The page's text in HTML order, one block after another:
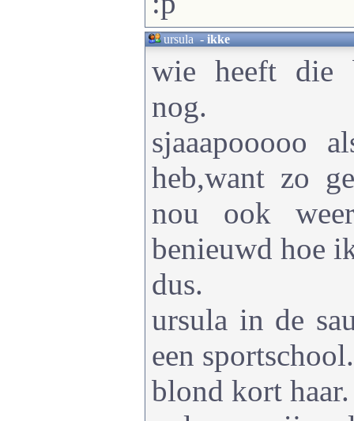
ursula-ikke
wie heeft die
nog.
sjaaapooooo
heb,want zo
nou ook
benieuwd hoe
dus.
ursula in de
een sportschool.
blond kort haar.